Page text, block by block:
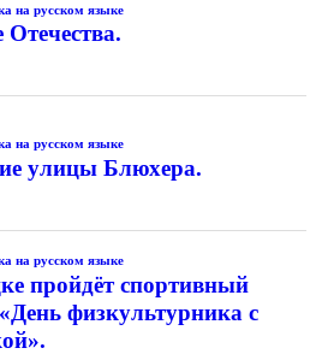
на русском языке
на русском языке
улицы Блюхера.
на русском языке
пройдёт спортивный
физкультурника с